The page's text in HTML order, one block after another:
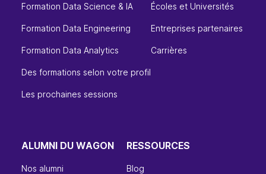
Formation Data Science & IA
Formation Data Engineering
Formation Data Analytics
Des formations selon votre profil
Les prochaines sessions
Écoles et Universités
Entreprises partenaires
Carrières
ALUMNI DU WAGON
Nos alumni
RESSOURCES
Blog